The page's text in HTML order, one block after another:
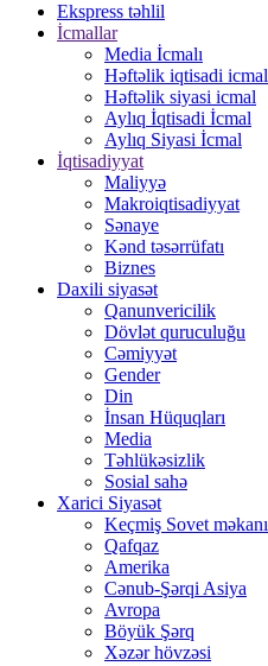
Ekspress təhlil
İcmallar
Media İcmalı
Həftəlik iqtisadi icmal
Həftəlik siyasi icmal
Aylıq İqtisadi İcmal
Aylıq Siyasi İcmal
İqtisadiyyat
Maliyyə
Makroiqtisadiyyat
Sənaye
Kənd təsərrüfatı
Biznes
Daxili siyasət
Qanunvericilik
Dövlət quruculuğu
Cəmiyyət
Gender
Din
İnsan Hüquqları
Media
Təhlükəsizlik
Sosial sahə
Xarici Siyasət
Keçmiş Sovet məkanı
Qafqaz
Amerika
Cənub-Şərqi Asiya
Avropa
Böyük Şərq
Xəzər hövzəsi